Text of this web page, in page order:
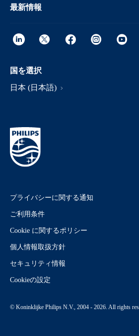
最新情報
国を選択
日本 (日本語)
プライバシーに関する通知
ご利用条件
Cookie に関するポリシー
個人情報取扱方針
セキュリティ情報
Cookieの設定
© Koninklijke Philips N.V., 2004 - 2026. All rights